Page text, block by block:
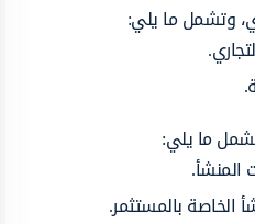
وتشمل ما يلي:
ما يلي:
الخاصة بالمستثمر.